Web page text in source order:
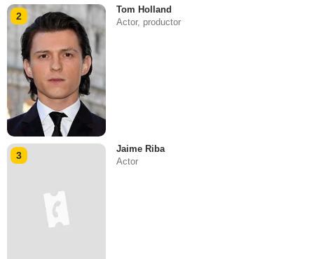
2
Tom Holland
Actor, productor
3
Jaime Riba
Actor